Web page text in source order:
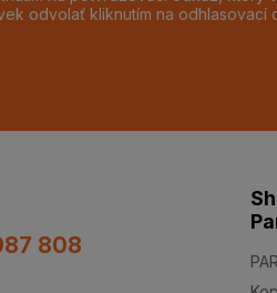
odvolať kliknutím na odhlasovací
808